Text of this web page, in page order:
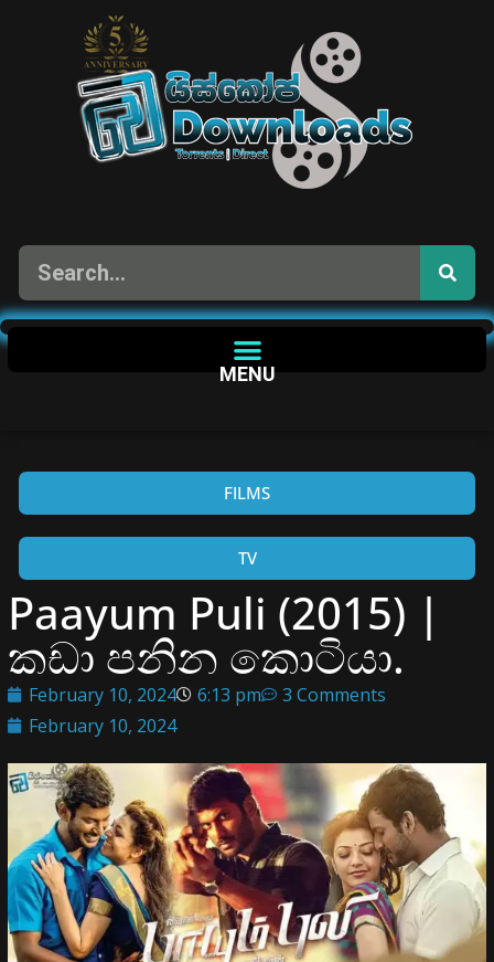
MENU
FILMS
TV
Paayum Puli (2015) |
කඩා පනින කොටියා.
February 10, 2024 6:13 pm
3 Comments
February 10, 2024